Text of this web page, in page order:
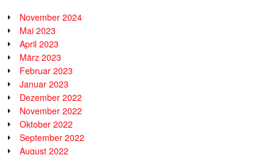
November 2024
Mai 2023
April 2023
März 2023
Februar 2023
Januar 2023
Dezember 2022
November 2022
Oktober 2022
September 2022
August 2022